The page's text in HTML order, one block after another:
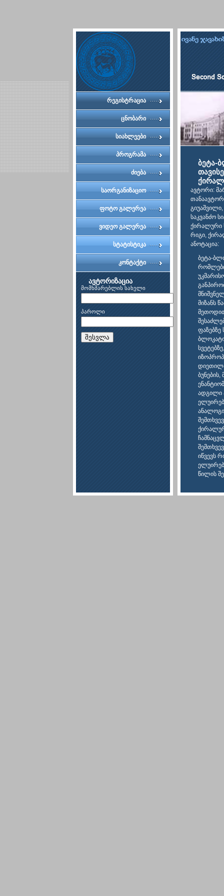
რეგისტრაცია
ცნობარი
სიახლეები
პროგრამა
ძიება
საორგანიზაციო
კომიტეტი
ფოტო გალერეა
ვიდეო გალერეა
სტატისტიკა
კონტაქტი
ავტორიზაცია
მომხმარებლის სახელი
პაროლი
შესვლა
ბეტა-
ავტორი:
გიუაშვილი,
საკვანძო
ქირალური
რიგი,
ანოტაცია:
ბეტა-
მიზანს
ფაზებზე
ადგილი
ქირალურ
იწვევს
წილის